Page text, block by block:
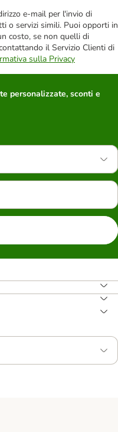
e-mail per l'invio di
o servizi simili. Puoi opporti in
costo, se non quelli di
il Servizio Clienti di
sulla Privacy
personalizzate, sconti e